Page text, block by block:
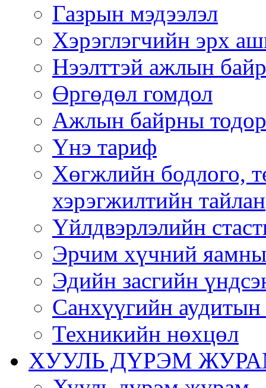
Газрын мэдээлэл
Хэрэглэгчийн эрх
Нээлттэй ажлын байр
Өргөдөл гомдол
Ажлын байрны
Үнэ тариф
Хөгжлийн бодлого,
хэрэгжилтийн тайлан
Үйлдвэрлэлийн
Эрчим хүчний
Эдийн засгийн
Санхүүгийн аудитын
Техникийн нөхцөл
ХУУЛЬ ДҮРЭМ